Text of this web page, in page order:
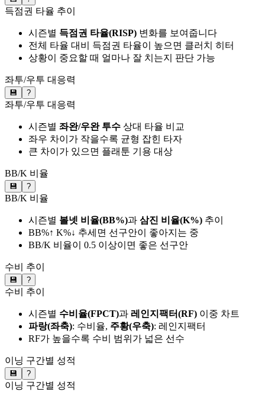
득점권 타율 추이
시즌별 득점권 타율(RISP) 변화를 보여줍니다
전체 타율 대비 득점권 타율이 높으면 클러치 히터
상황이 중요할 때 얼마나 잘 치는지 판단 가능
좌투/우투 대응력
💾 ?
좌투/우투 대응력
시즌별 좌완/우완 투수 상대 타율 비교
좌우 차이가 작을수록 균형 잡힌 타자
큰 차이가 있으면 플래툰 기용 대상
BB/K 비율
💾 ?
BB/K 비율
시즌별 볼넷 비율(BB%)과 삼진 비율(K%) 추이
BB%↑ K%↓ 추세면 선구안이 좋아지는 중
BB/K 비율이 0.5 이상이면 좋은 선구안
수비 추이
💾 ?
수비 추이
시즌별 수비율(FPCT)과 레인지팩터(RF) 이중 차트
파랑(좌축): 수비율, 주황(우축): 레인지팩터
RF가 높을수록 수비 범위가 넓은 선수
이닝 구간별 성적
💾 ?
이닝 구간별 성적